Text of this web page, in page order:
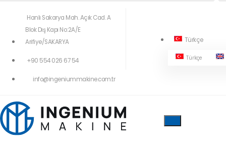
Hanlı Sakarya Mah. Açık Cad. A
Blok Dış Kapı No:2A/E
Arifiye/SAKARYA
+90 554 026 67 54
info@ingeniummakine.com.tr
Türkçe
Türkçe
404!